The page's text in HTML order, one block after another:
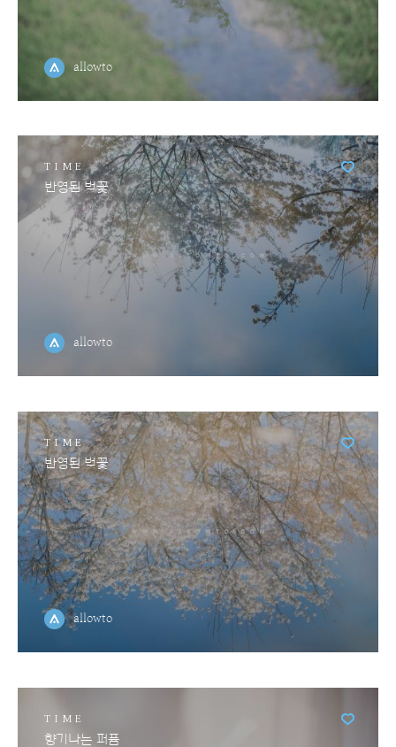
allowto
TIME
반영된 벚꽃
allowto
TIME
반영된 벚꽃
allowto
TIME
향기나는 퍼퓸